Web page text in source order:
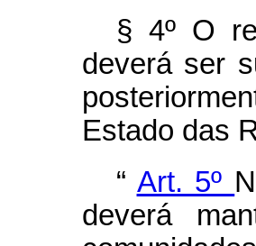
§ 4º O
deverá ser
Estado das
“ Art. 5º
deverá